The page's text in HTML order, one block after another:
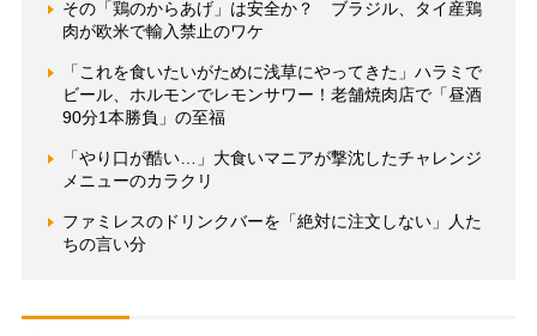
その「鶏のからあげ」は安全か？ ブラジル、タイ産鶏
肉が欧米で輸入禁止のワケ
「これを食いたいがために浅草にやってきた」ハラミで
ビール、ホルモンでレモンサワー！老舗焼肉店で「昼酒
90分1本勝負」の至福
「やり口が酷い…」大食いマニアが撃沈したチャレンジ
メニューのカラクリ
ファミレスのドリンクバーを「絶対に注文しない」人た
ちの言い分